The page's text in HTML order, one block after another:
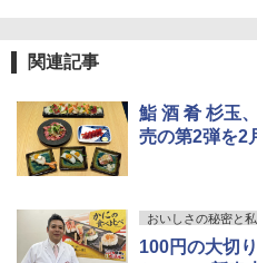
関連記事
鮨 酒 肴 杉玉
売の第2弾を2
おいしさの秘密と
100円の大切